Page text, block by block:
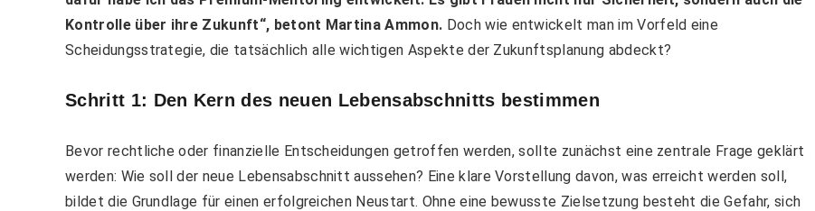
Kontrolle über ihre Zukunft“, betont Martina Ammon. Doch wie entwickelt man im Vorfeld eine
Scheidungsstrategie, die tatsächlich alle wichtigen Aspekte der Zukunftsplanung abdeckt?
Schritt 1: Den Kern des neuen Lebensabschnitts bestimmen
Bevor rechtliche oder finanzielle Entscheidungen getroffen werden, sollte zunächst eine zentrale Frage geklärt
werden: Wie soll der neue Lebensabschnitt aussehen? Eine klare Vorstellung davon, was erreicht werden soll,
bildet die Grundlage für einen erfolgreichen Neustart. Ohne eine bewusste Zielsetzung besteht die Gefahr, sich